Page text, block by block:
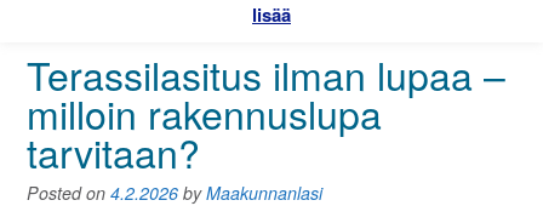
Terassilasitus ilman lupaa –
milloin rakennuslupa
tarvitaan?
Posted on 4.2.2026 byMaakunnanlasi
lisää